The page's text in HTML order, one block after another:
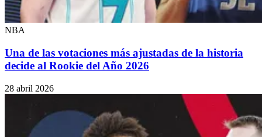
NBA
Una de las votaciones más ajustadas de la historia
decide al Rookie del Año 2026
28 abril 2026